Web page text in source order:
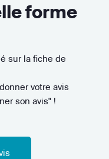
forme
sur la fiche de
votre avis
son avis" !